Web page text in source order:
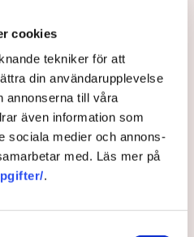
cookies
tekniker för att
din användarupplevelse
annonserna till våra
även information som
sociala medier och annons-
med. Läs mer på
.
gått i konkurs under det